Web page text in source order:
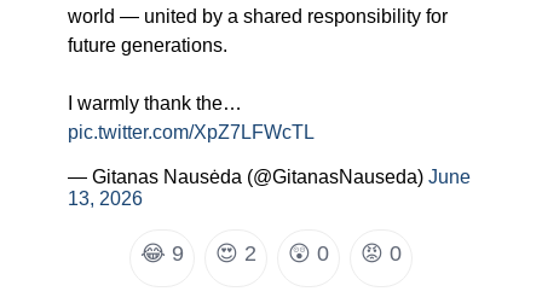
world — united by a shared responsibility for
future generations.
I warmly thank the…
pic.twitter.com/XpZ7LFWcTL
— Gitanas Nausėda (@GitanasNauseda) June
13, 2026
😂 9 😍 2 😲 0 😡 0